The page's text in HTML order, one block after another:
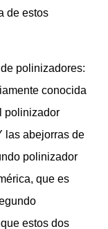
de estos
polinizadores:
conocida
polinizador
las abejorras de
polinizador
que es
estos dos